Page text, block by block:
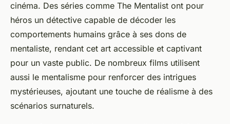
cinéma. Des séries comme The Mentalist ont pour
héros un détective capable de décoder les
comportements humains grâce à ses dons de
mentaliste, rendant cet art accessible et captivant
pour un vaste public. De nombreux films utilisent
aussi le mentalisme pour renforcer des intrigues
mystérieuses, ajoutant une touche de réalisme à des
scénarios surnaturels.